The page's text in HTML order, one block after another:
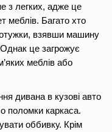
з легких, адже це
меблів. Багато хто
взявши машину
це загрожує
меблів або
дивана в кузові авто
поломки каркаса.
оббивку. Крім